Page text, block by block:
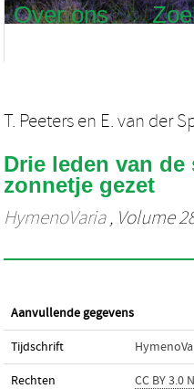
Over ons
T. Peeters en E. van der
Drie leden van
zonnetje gezet
HymenoVaria, Volume
Aanvullende gegevens
Tijdschrift
Rechten CC BY 3.0